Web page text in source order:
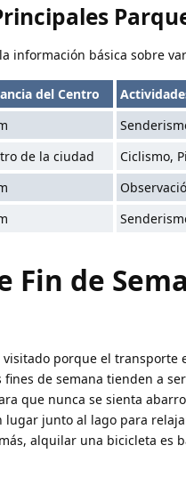
información básica sobre
del Centro
de la ciudad Ciclismo,
Fin de
visitado porque el transporte
fines de semana tienden a
que nunca se sienta
junto al lago para
alquilar una bicicleta es